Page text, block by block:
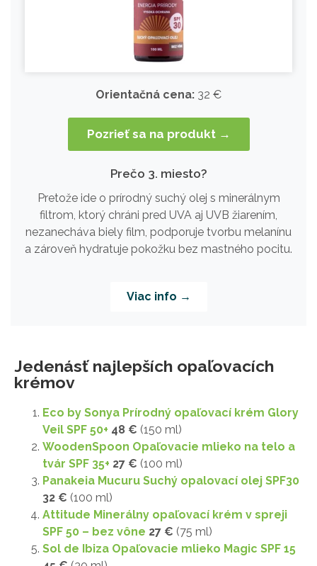
Orientačná cena: 32 €
Pozrieť sa na produkt →
Prečo 3. miesto?
Pretože ide o prírodný suchý olej s minerálnym
filtrom, ktorý chráni pred UVA aj UVB žiarením,
nezanecháva biely film, podporuje tvorbu melanínu
a zároveň hydratuje pokožku bez mastného pocitu.
Viac info →
Jedenásť najlepších opaľovacích
krémov
Eco by Sonya Prírodný opaľovací krém Glory
Veil SPF 50+ 48 € (150 ml)
WoodenSpoon Opaľovacie mlieko na telo a
tvár SPF 35+ 27 € (100 ml)
Panakeia Mucuru Suchý opalovací olej SPF30
32 € (100 ml)
Attitude Minerálny opaľovací krém v spreji
SPF 50 – bez vône 27 € (75 ml)
Sol de Ibiza Opaľovacie mlieko Magic SPF 15